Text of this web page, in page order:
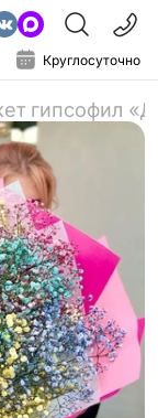
Круглосуточно
гипсофил